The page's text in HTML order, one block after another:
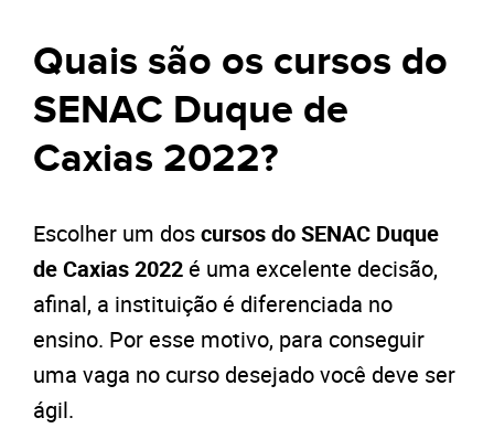
Quais são os cursos do
SENAC Duque de
Caxias 2022?
Escolher um doscursos do SENAC Duque
de Caxias 2022 é uma excelente decisão,
afinal, a instituição é diferenciada no
ensino. Por esse motivo, para conseguir
uma vaga no curso desejado você deve ser
ágil.